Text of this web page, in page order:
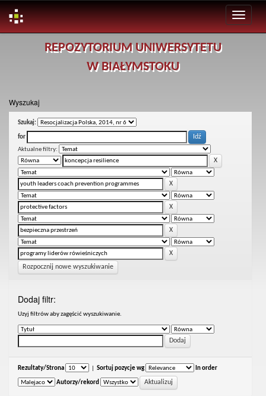
REPOZYTORIUM UNIWERSYTETU
W BIAŁYMSTOKU
Wyszukaj
Szukaj:
for
Aktualne filtry:
Rozpocznij nowe wyszukiwanie
Dodaj filtr:
Uzyj filtrów aby zagęścić wyszukiwanie.
Rezultaty/Strona Sortuj pozycje wg In order
Autorzy/rekord